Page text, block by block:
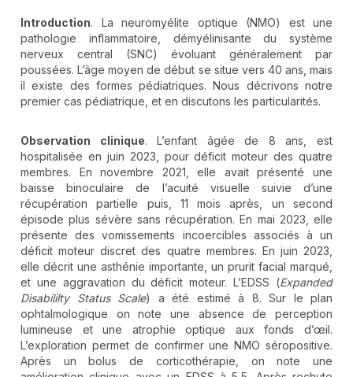
Introduction. La neuromyélite optique (NMO) est une
pathologie inflammatoire, démyélinisante du système
nerveux central (SNC) évoluant généralement par
poussées. L’âge moyen de début se situe vers 40 ans, mais
il existe des formes pédiatriques. Nous décrivons notre
premier cas pédiatrique, et en discutons les particularités.
Observation clinique. L’enfant âgée de 8 ans, est
hospitalisée en juin 2023, pour déficit moteur des quatre
membres. En novembre 2021, elle avait présenté une
baisse binoculaire de l’acuité visuelle suivie d’une
récupération partielle puis, 11 mois après, un second
épisode plus sévère sans récupération. En mai 2023, elle
présente des vomissements incoercibles associés à un
déficit moteur discret des quatre membres. En juin 2023,
elle décrit une asthénie importante, un prurit facial marqué,
et une aggravation du déficit moteur. L’EDSS (Expanded
Disabililty Status Scale) a été estimé à 8. Sur le plan
ophtalmologique on note une absence de perception
lumineuse et une atrophie optique aux fonds d’œil.
L’exploration permet de confirmer une NMO séropositive.
Après un bolus de corticothérapie, on note une